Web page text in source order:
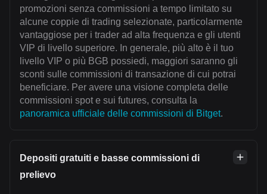
promozioni senza commissioni a tempo limitato su
alcune coppie di trading selezionate, particolarmente
vantaggiose per i trader ad alta frequenza e gli utenti
VIP di livello superiore. In generale, più alto è il tuo
livello VIP o più BGB possiedi, maggiori saranno gli
sconti sulle commissioni di transazione di cui potrai
beneficiare. Per avere una visione completa delle
commissioni spot e sui futures, consulta la
panoramica ufficiale delle commissioni di Bitget.
Depositi gratuiti e basse commissioni di
prelievo